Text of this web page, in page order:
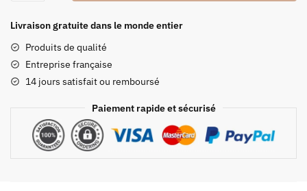
Silicones
Grecques
Livraison gratuite dans le monde entier
Produits de qualité
Entreprise française
14 jours satisfait ou remboursé
Paiement rapide et sécurisé